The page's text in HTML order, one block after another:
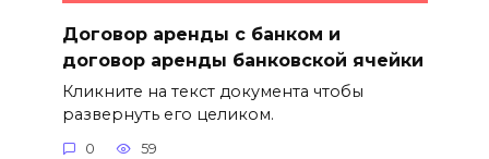
Договор аренды с банком и
договор аренды банковской ячейки
Кликните на текст документа чтобы
развернуть его целиком.
0 59